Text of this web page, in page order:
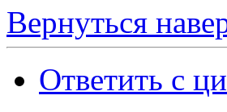
Вернуться
Ответить с